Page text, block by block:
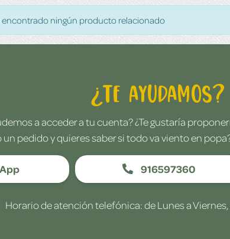
encontrado ningún producto relacionado
¿Te ayudamos?
a acceder a tu cuenta? ¿Te gustaría
un pedido y quieres saber si todo va viento en
916597360
Horario de atención telefónica: de Lunes a